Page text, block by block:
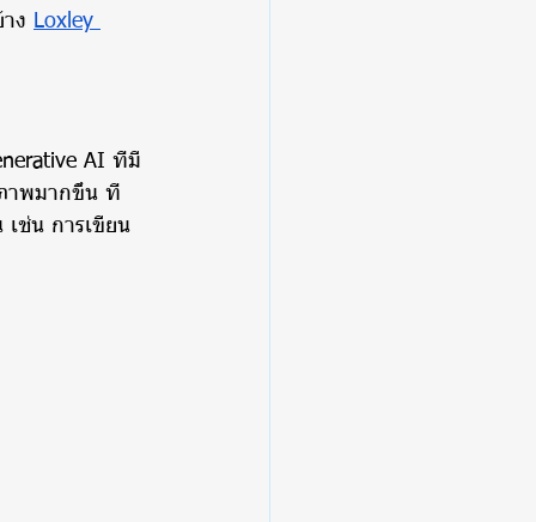
ง Loxley
AI ที่มี
าพมากขึ้น ที่
ช่น การเขียน